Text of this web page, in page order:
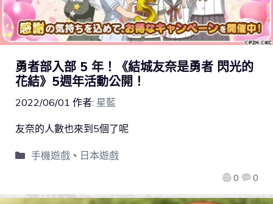
勇者部入部 5 年！《結城友奈是勇者 閃光的
花結》5週年活動公開！
2022/06/01 作者: 星藍
0 0
友奈的人數也來到5個了呢
手機遊戲、 日本遊戲